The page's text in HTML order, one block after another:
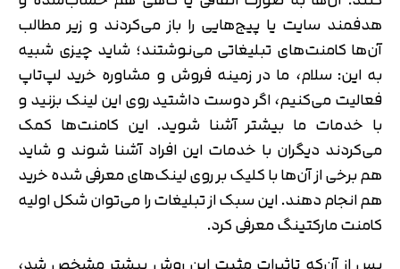
هدفمند سایت یا پیج‌هایی را باز می‌کردند و زیر مطالب
آن‌ها کامنت‌های تبلیغاتی می‌نوشتند؛ شاید چیزی شبیه
به این: سلام، ما در زمینه فروش و مشاوره خرید لپ‌تاپ
فعالیت می‌کنیم، اگر دوست داشتید روی این لینک بزنید و
با خدمات ما بیشتر آشنا شوید. این کامنت‌ها کمک
می‌کردند دیگران با خدمات این افراد آشنا شوند و شاید
هم برخی از آن‌ها با کلیک بر روی لینک‌های معرفی شده خرید
هم انجام دهند. این سبک از تبلیغات را می‌توان شکل اولیه
کامنت مارکتینگ معرفی کرد.